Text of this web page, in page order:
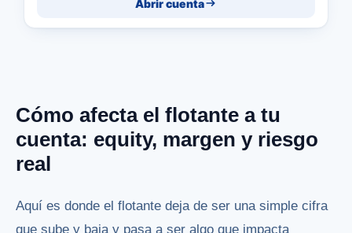
Abrir cuenta
Cómo afecta el flotante a tu
cuenta: equity, margen y riesgo
real
Aquí es donde el flotante deja de ser una simple cifra
que sube y baja y pasa a ser algo que impacta